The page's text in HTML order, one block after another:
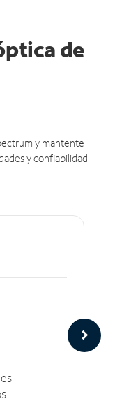
de
y mantente
y confiabilidad